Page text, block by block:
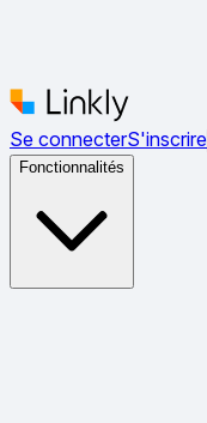
Se connecterS'inscrire
Fonctionnalités